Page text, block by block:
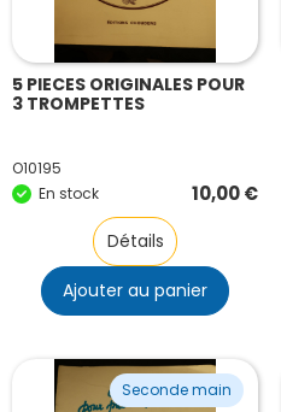
5 PIECES ORIGINALES POUR
3 TROMPETTES
O10195
En stock
10,00€
Détails
Ajouter au panier
Seconde main